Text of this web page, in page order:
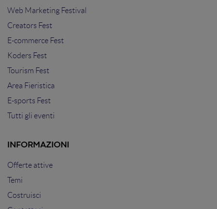
Web Marketing Festival
Creators Fest
E-commerce Fest
Koders Fest
Tourism Fest
Area Fieristica
E-sports Fest
Tutti gli eventi
INFORMAZIONI
Offerte attive
Temi
Costruisci